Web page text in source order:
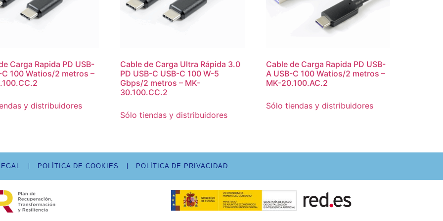
Carga Rapida PD USB-
C 100 Watios/2 metros –
y distribuidores
Cable de Carga Ultra Rápida 3.0
PD USB-C USB-C 100 W-5
Gbps/2 metros – MK-
30.100.CC.2
Sólo tiendas y distribuidores
Cable de Carga Rapida PD USB-
A USB-C 100 Watios/2 metros –
MK-20.100.AC.2
Sólo tiendas y distribuidores
POLÍTICA DE COOKIES POLÍTICA DE PRIVACIDAD